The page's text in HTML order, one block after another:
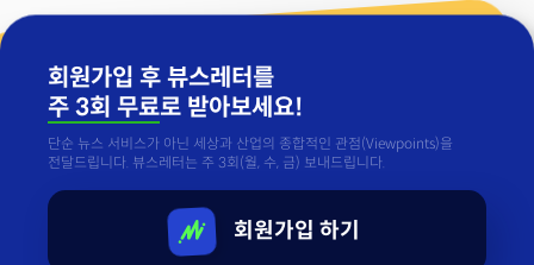
회원가입 후 뷰스레터를
주 3회 무료로 받아보세요!
단순 뉴스 서비스가 아닌 세상과 산업의 종합적인 관점(Viewpoints)을
전달드립니다. 뷰스레터는 주 3회(월, 수, 금) 보내드립니다.
회원가입 하기